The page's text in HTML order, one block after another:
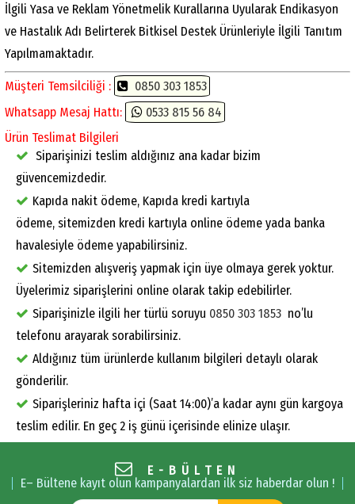
İlgili Yasa ve Reklam Yönetmelik Kurallarına Uyularak Endikasyon
ve Hastalık Adı Belirterek Bitkisel Destek Ürünleriyle İlgili Tanıtım
Yapılmamaktadır.
Müşteri Temsilciliği :
0850 303 1853
Whatsapp Mesaj Hattı:
0533 815 56 84
Ürün Teslimat Bilgileri
Siparişinizi teslim aldığınız ana kadar bizim
güvencemizdedir.
Kapıda nakit ödeme, Kapıda kredi kartıyla
ödeme, sitemizden kredi kartıyla online ödeme yada banka
havalesiyle ödeme yapabilirsiniz.
Sitemizden alışveriş yapmak için üye olmaya gerek yoktur.
Üyelerimiz siparişlerini online olarak takip edebilirler.
Siparişinizle ilgili her türlü soruyu 0850 303 1853 no’lu
telefonu arayarak sorabilirsiniz.
Aldığınız tüm ürünlerde kullanım bilgileri detaylı olarak
gönderilir.
Siparişleriniz hafta içi (Saat 14:00)’a kadar aynı gün kargoya
teslim edilir. En geç 2 iş günü içerisinde elinize ulaşır.
E-BÜLTEN
E– Bültene kayıt olun kampanyalardan ilk siz haberdar olun !